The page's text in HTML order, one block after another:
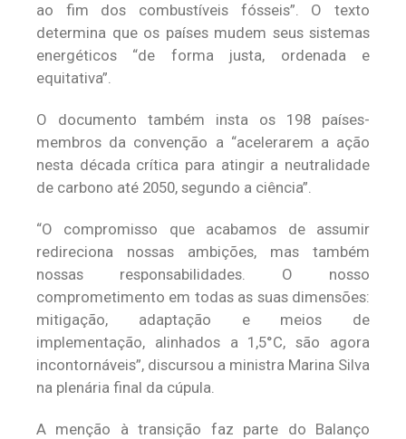
ao fim dos combustíveis fósseis”. O texto
determina que os países mudem seus sistemas
energéticos “de forma justa, ordenada e
equitativa”.
O documento também insta os 198 países-
membros da convenção a “acelerarem a ação
nesta década crítica para atingir a neutralidade
de carbono até 2050, segundo a ciência”.
“O compromisso que acabamos de assumir
redireciona nossas ambições, mas também
nossas responsabilidades. O nosso
comprometimento em todas as suas dimensões:
mitigação, adaptação e meios de
implementação, alinhados a 1,5°C, são agora
incontornáveis”, discursou a ministra Marina Silva
na plenária final da cúpula.
A menção à transição faz parte do Balanço